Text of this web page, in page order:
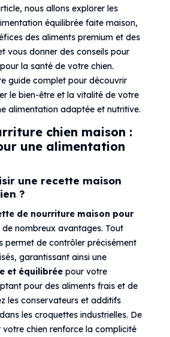
nous allons explorer les
équilibrée faite maison,
des aliments premium et des
vous donner des conseils pour
la santé de votre chien.
guide complet pour découvrir
le bien-être et la vitalité de votre
alimentation adaptée et nutritive.
chien maison :
une alimentation
une recette maison
?
de nourriture maison pour
nombreux avantages. Tout
permet de contrôler précisément
garantissant ainsi une
et équilibréepour votre
pour des aliments frais et de
les conservateurs et additifs
les croquettes industrielles. De
votre chien renforce la complicité